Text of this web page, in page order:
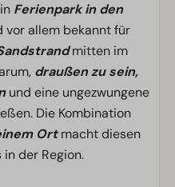
Ferienpark in den
vor allem bekannt für
mitten im
draußen zu sein,
und eine ungezwungene
Die Kombination
Ortmacht diesen
der Region.